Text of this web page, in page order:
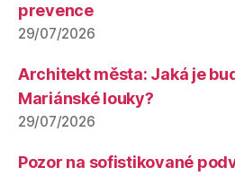
prevence
29/07/2026
Architekt města: Jaká je
Mariánské louky?
29/07/2026
Pozor na sofistikované